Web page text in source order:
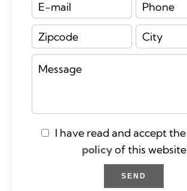
I have read and accept the
policyof this website
SEND